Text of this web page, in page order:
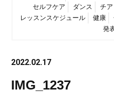
セルフケア
ダンス チア
レッスンスケジュール
健康
発
2022.02.17
IMG_1237